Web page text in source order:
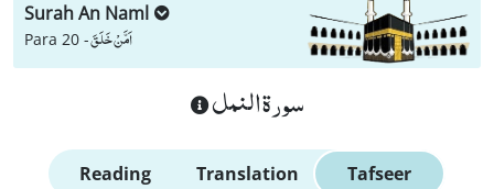
Surah An Naml
Para 20 -اَمَّنْ خَلَقَ
سورة النمل
Reading Translation Tafseer